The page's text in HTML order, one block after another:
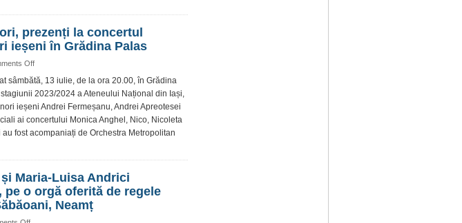
vor
cânta
cadrul
„Toboșariada”,
un
spectacol
inspirat
mia”
și
două
concerte
prezenți la concertul
ieșeni în Grădina Palas
Offon
20.000
de
spectatori,
prezenți
la
cei
trei
tenori
sâmbătă, 13 iulie, de la ora 20.00, în Grădina
2023/2024 a Ateneului Național din Iași,
ieșeni Andrei Fermeșanu, Andrei Apreotesei
ai concertului Monica Anghel, Nico, Nicoleta
au fost acompaniați de Orchestra Metropolitan
Maria-Luisa Andrici
pe o orgă oferită de regele
Neamț